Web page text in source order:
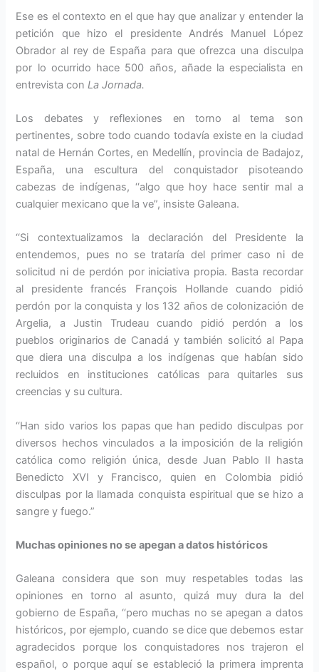
Ese es el contexto en el que hay que analizar y entender la
petición que hizo el presidente Andrés Manuel López
Obrador al rey de España para que ofrezca una disculpa
por lo ocurrido hace 500 años, añade la especialista en
entrevista conLa Jornada.
Los debates y reflexiones en torno al tema son
pertinentes, sobre todo cuando todavía existe en la ciudad
natal de Hernán Cortes, en Medellín, provincia de Badajoz,
España, una escultura del conquistador pisoteando
cabezas de indígenas, ‘‘algo que hoy hace sentir mal a
cualquier mexicano que la ve”, insiste Galeana.
‘‘Si contextualizamos la declaración del Presidente la
entendemos, pues no se trataría del primer caso ni de
solicitud ni de perdón por iniciativa propia. Basta recordar
al presidente francés François Hollande cuando pidió
perdón por la conquista y los 132 años de colonización de
Argelia, a Justin Trudeau cuando pidió perdón a los
pueblos originarios de Canadá y también solicitó al Papa
que diera una disculpa a los indígenas que habían sido
recluidos en instituciones católicas para quitarles sus
creencias y su cultura.
‘‘Han sido varios los papas que han pedido disculpas por
diversos hechos vinculados a la imposición de la religión
católica como religión única, desde Juan Pablo II hasta
Benedicto XVI y Francisco, quien en Colombia pidió
disculpas por la llamada conquista espiritual que se hizo a
sangre y fuego.”
Muchas opiniones no se apegan a datos históricos
Galeana considera que son muy respetables todas las
opiniones en torno al asunto, quizá muy dura la del
gobierno de España, ‘‘pero muchas no se apegan a datos
históricos, por ejemplo, cuando se dice que debemos estar
agradecidos porque los conquistadores nos trajeron el
español, o porque aquí se estableció la primera imprenta